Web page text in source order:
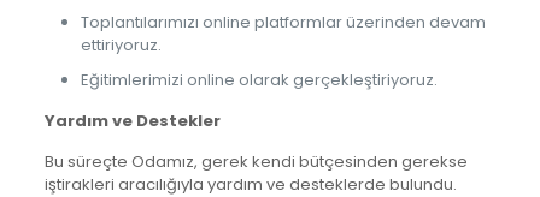
Toplantılarımızı online platformlar üzerinden devam
ettiriyoruz.
Eğitimlerimizi online olarak gerçekleştiriyoruz.
Yardım ve Destekler
Bu süreçte Odamız, gerek kendi bütçesinden gerekse
iştirakleri aracılığıyla yardım ve desteklerde bulundu.